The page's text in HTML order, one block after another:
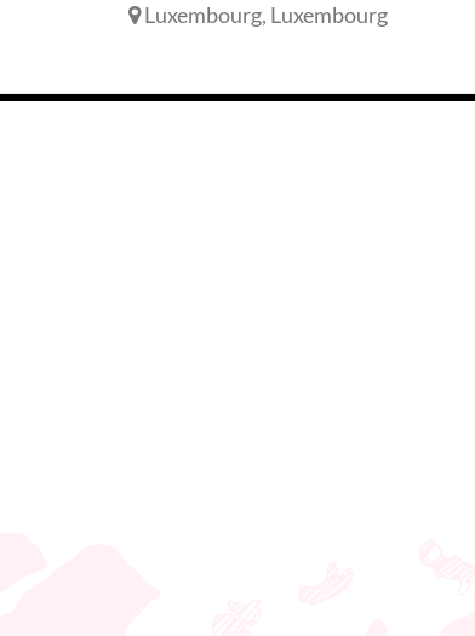
Luxembourg, Luxembourg